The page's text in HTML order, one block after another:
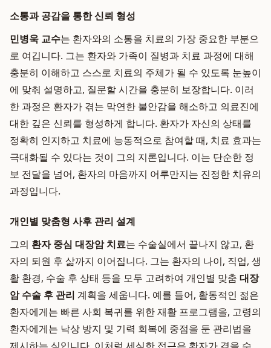
소통과 공감을 통한 신뢰 형성
민병욱 교수는 환자와의 소통을 치료의 가장 중요한 부분으
로 여깁니다. 그는 환자와 가족이 질병과 치료 과정에 대해
충분히 이해하고 스스로 치료의 주체가 될 수 있도록 눈높이
에 맞춰 설명하고, 질문할 시간을 충분히 보장합니다. 이러
한 과정은 환자가 겪는 막연한 불안감을 해소하고 의료진에
대한 깊은 신뢰를 형성하게 합니다. 환자가 자신의 상태를
정확히 인지하고 치료에 능동적으로 참여할 때, 치료 효과는
극대화될 수 있다는 것이 그의 지론입니다. 이는 단순한 정
보 전달을 넘어, 환자의 마음까지 어루만지는 진정한 치유의
과정입니다.
개인별 맞춤형 사후 관리 설계
그의 환자 중심 대장암 치료는 수술실에서 끝나지 않고, 환
자의 퇴원 후 삶까지 이어집니다. 그는 환자의 나이, 직업, 생
활 환경, 수술 후 상태 등을 모두 고려하여 개인별 맞춤 대장
암 수술 후 관리 계획을 세웁니다. 예를 들어, 활동적인 젊은
환자에게는 빠른 사회 복귀를 위한 재활 프로그램을, 고령의
환자에게는 낙상 방지 및 기력 회복에 중점을 둔 관리법을